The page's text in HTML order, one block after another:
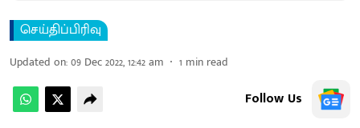
செய்திப்பிரிவு
Updated on:09 Dec 2022, 12:42 am 1 min read
Follow Us